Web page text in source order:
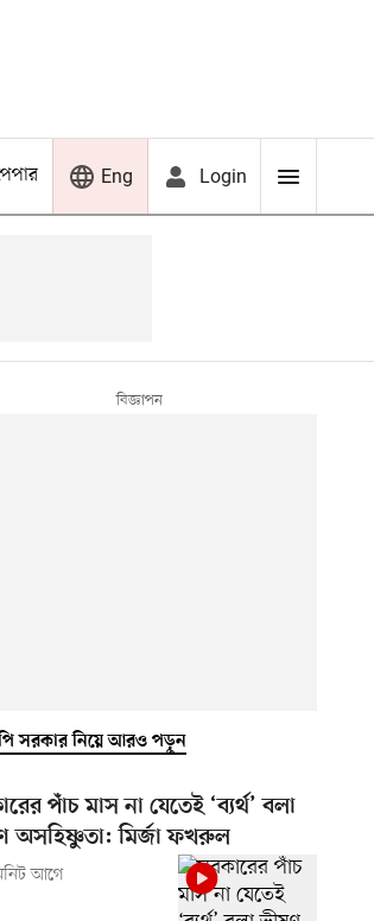
Eng Login
সরকার নিয়ে আরও পড়ুন
পাঁচ মাস না যেতেই ‘ব্যর্থ’ বলা
অসহিষ্ণুতা: মির্জা ফখরুল
আগে